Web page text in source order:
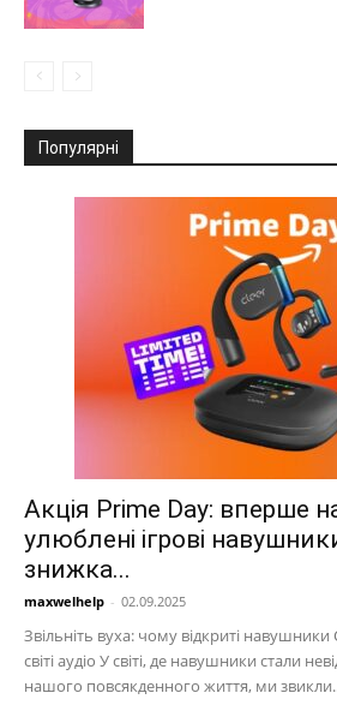
Популярні
Акція Prime Day: вперше
улюблені ігрові
знижка...
maxwelhelp - 02.09.2025
Звільніть вуха: чому відкриті
світі аудіо У світі, де навушники стали
нашого повсякденного життя, ми